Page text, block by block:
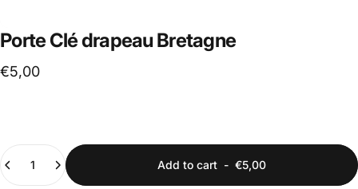
Porte Clédrapeau Bretagne
€5,00
Quantity
Add to cart - €5,00